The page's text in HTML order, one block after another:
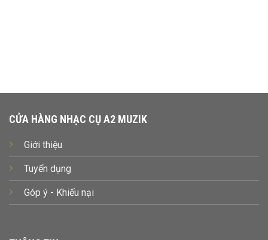
CỬA HÀNG NHẠC CỤ A2 MUZIK
Giới thiệu
Tuyển dụng
Góp ý - Khiếu nại